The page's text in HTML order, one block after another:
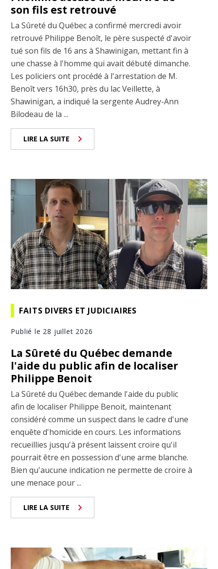
son fils est retrouvé
La Sûreté du Québec a confirmé mercredi avoir
retrouvé Philippe Benoît, le père suspecté d'avoir
tué son fils de 16 ans à Shawinigan, mettant fin à
une chasse à l'homme qui avait débuté dimanche.
Les policiers ont procédé à l'arrestation de M.
Benoît vers 16h30, près du lac Veillette, à
Shawinigan, a indiqué la sergente Audrey-Ann
Bilodeau de la ...
LIRE LA SUITE
FAITS DIVERS ET JUDICIAIRES
Publié le 28 juillet 2026
La Sûreté du Québec demande
l'aide du public afin de localiser
Philippe Benoit
La Sûreté du Québec demande l'aide du public
afin de localiser Philippe Benoit, maintenant
considéré comme un suspect dans le cadre d'une
enquête d'homicide en cours. Les informations
recueillies jusqu'à présent laissent croire qu'il
pourrait être en possession d'une arme blanche.
Bien qu'aucune indication ne permette de croire à
une menace pour ...
LIRE LA SUITE